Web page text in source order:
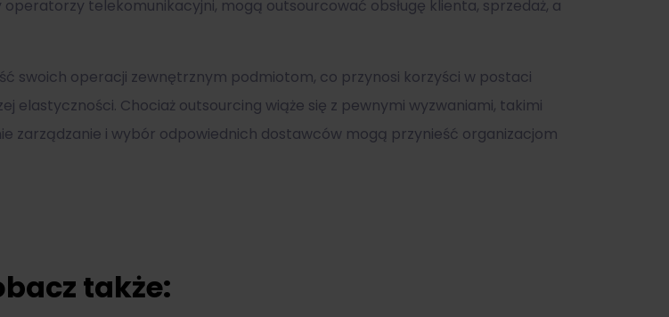
operatorzy telekomunikacyjni, mogą outsourcować obsługę klienta, sprzedaż, a
swoich operacji zewnętrznym podmiotom, co przynosi korzyści w postaci
elastyczności. Chociaż outsourcing wiąże się z pewnymi wyzwaniami, takimi
zarządzanie i wybór odpowiednich dostawców mogą przynieść organizacjom
także: